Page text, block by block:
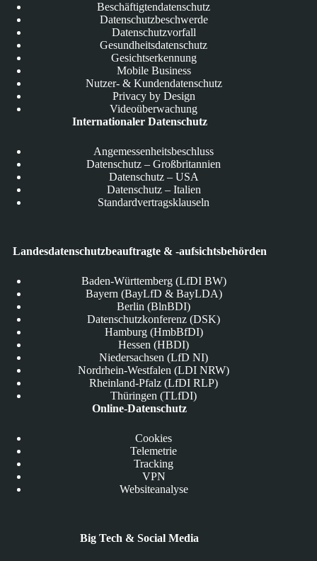
Beschäftigtendatenschutz
Datenschutzbeschwerde
Datenschutzvorfall
Gesundheitsdatenschutz
Gesichtserkennung
Mobile Business
Nutzer- & Kundendatenschutz
Privacy by Design
Videoüberwachung
Internationaler Datenschutz
Angemessenheitsbeschluss
Datenschutz – Großbritannien
Datenschutz – USA
Datenschutz – Italien
Standardvertragsklauseln
Landesdatenschutzbeauftragte & -aufsichtsbehörden
Baden-Württemberg (LfDI BW)
Bayern (BayLfD & BayLDA)
Berlin (BlnBDI)
Datenschutzkonferenz (DSK)
Hamburg (HmbBfDI)
Hessen (HBDI)
Niedersachsen (LfD NI)
Nordrhein-Westfalen (LDI NRW)
Rheinland-Pfalz (LfDI RLP)
Thüringen (TLfDI)
Online-Datenschutz
Cookies
Telemetrie
Tracking
VPN
Websiteanalyse
Big Tech & Social Media